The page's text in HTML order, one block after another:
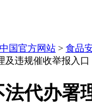
国官方网站 > 食品
及违规催收举报入口
代办署